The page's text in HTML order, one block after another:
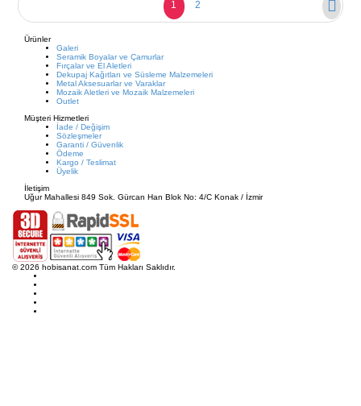
1 2
Ürünler
Galeri
Seramik Boyalar ve Çamurlar
Fırçalar ve El Aletleri
Dekupaj Kağıtları ve Süsleme Malzemeleri
Metal Aksesuarlar ve Varaklar
Mozaik Aletleri ve Mozaik Malzemeleri
Outlet
Müşteri Hizmetleri
İade / Değişim
Sözleşmeler
Garanti / Güvenlik
Ödeme
Kargo / Teslimat
Üyelik
İletişim
Uğur Mahallesi 849 Sok. Gürcan Han Blok No: 4/C Konak / İzmir
© 2026 hobisanat.com Tüm Hakları Saklıdır.